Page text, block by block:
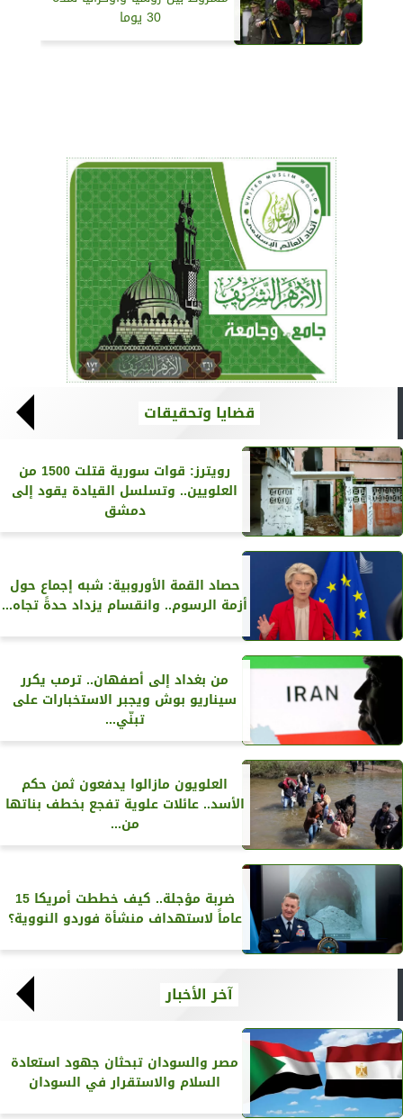
30 يوما
قضايا وتحقيقات
رويترز‏: قوات سورية قتلت 1500 من
العلويين.. وتسلسل القيادة يقود إلى
دمشق
حصاد القمة الأوروبية: شبه إجماع حول
أزمة الرسوم.. وانقسام يزداد حدةً تجاه...
من بغداد إلى أصفهان.. ترمب يكرر
سيناريو بوش ويجبر الاستخبارات على
تبنّي...
العلويون مازالوا يدفعون ثمن حكم
الأسد.. عائلات علوية تفجع بخطف بناتها
من...
ضربة مؤجلة.. كيف خططت أمريكا 15
عاماً لاستهداف منشأة فوردو النووية؟
آخر الأخبار
مصر والسودان تبحثان جهود استعادة
السلام والاستقرار في السودان